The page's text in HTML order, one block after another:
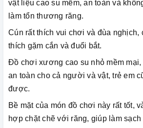
vật liệu cao su mềm, an toàn và
làm tổn thương răng.
Cún rất thích vui chơi và đùa nghịch,
thích gặm cắn và đuổi bắt.
Đồ chơi xương cao su nhỏ mềm mại,
an toàn cho cả người và vật, trẻ em
được.
Bề mặt của món đồ chơi này rất tốt,
hợp chặt chẽ với răng, giúp làm